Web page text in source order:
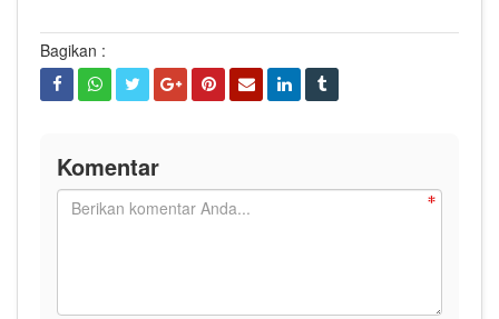
Bagikan :
Komentar